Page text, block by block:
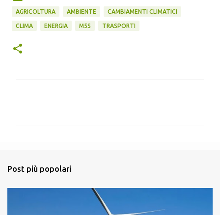
AGRICOLTURA AMBIENTE CAMBIAMENTI CLIMATICI
CLIMA ENERGIA M5S TRASPORTI
Post più popolari